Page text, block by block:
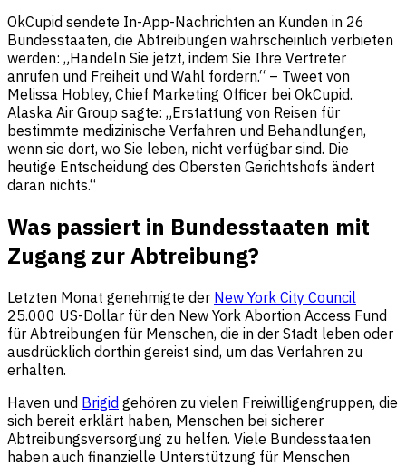
OkCupid sendete In-App-Nachrichten an Kunden in 26
Bundesstaaten, die Abtreibungen wahrscheinlich verbieten
werden: „Handeln Sie jetzt, indem Sie Ihre Vertreter
anrufen und Freiheit und Wahl fordern.“ – Tweet von
Melissa Hobley, Chief Marketing Officer bei OkCupid.
Alaska Air Group sagte: „Erstattung von Reisen für
bestimmte medizinische Verfahren und Behandlungen,
wenn sie dort, wo Sie leben, nicht verfügbar sind. Die
heutige Entscheidung des Obersten Gerichtshofs ändert
daran nichts.“
Was passiert in Bundesstaaten mit
Zugang zur Abtreibung?
Letzten Monat genehmigte der New York City Council
25.000 US-Dollar für den New York Abortion Access Fund
für Abtreibungen für Menschen, die in der Stadt leben oder
ausdrücklich dorthin gereist sind, um das Verfahren zu
erhalten.
Haven und Brigid gehören zu vielen Freiwilligengruppen, die
sich bereit erklärt haben, Menschen bei sicherer
Abtreibungsversorgung zu helfen. Viele Bundesstaaten
haben auch finanzielle Unterstützung für Menschen